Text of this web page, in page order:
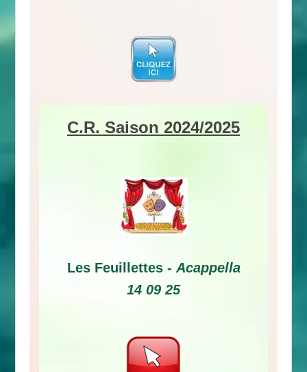
C.R. Saison 2024/2025
Les Feuillettes - Acappella
14 09 25